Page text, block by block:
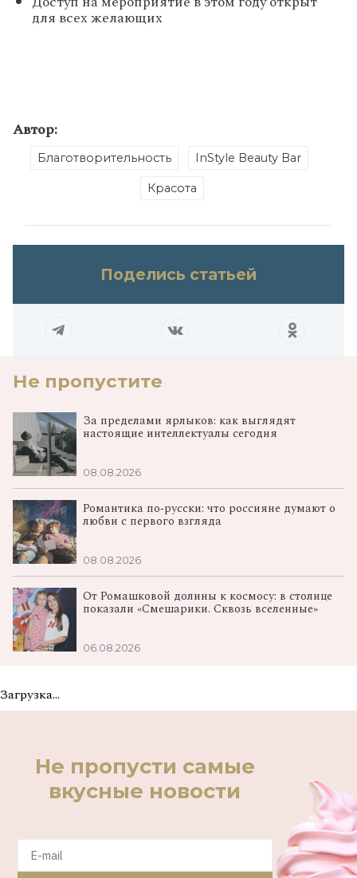
для всех желающих
Автор:
Благотворительность InStyle Beauty Bar
Красота
Поделись статьей
Не пропустите
За пределами ярлыков: как выглядят
настоящие интеллектуалы сегодня
08.08.2026
Романтика по‑русски: что россияне думают о
любви с первого взгляда
08.08.2026
От Ромашковой долины к космосу: в столице
показали «Смешарики. Сквозь вселенные»
06.08.2026
Загрузка...
Не пропусти самые
вкусные новости